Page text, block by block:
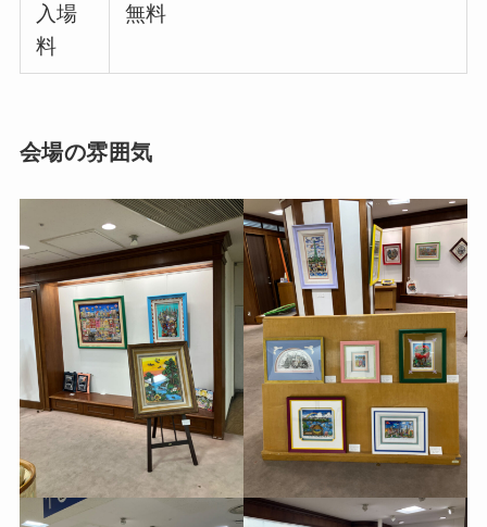
入場
料
無料
会場の雰囲気